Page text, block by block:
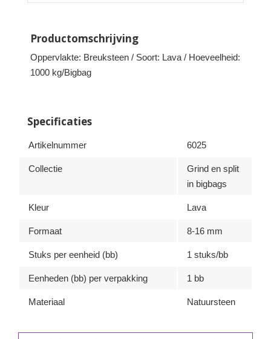
Productomschrijving
Oppervlakte: Breuksteen / Soort: Lava / Hoeveelheid:
1000 kg/Bigbag
Specificaties
Artikelnummer 6025
Collectie
Grind en split
in bigbags
Kleur Lava
Formaat 8-16 mm
Stuks per eenheid (bb) 1 stuks/bb
Eenheden (bb) per verpakking 1 bb
Materiaal Natuursteen